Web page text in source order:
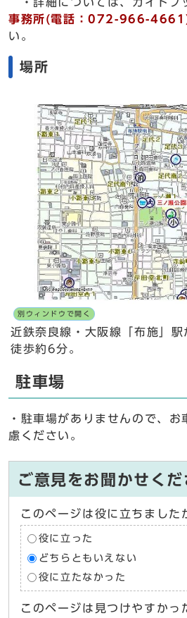
事務所(電話：072-966-
い。
場所
別ウィンドウで開く
近鉄奈良線・大阪線「布施」
徒歩約6分。
駐車場
・駐車場がありませんので、
慮ください。
ご意見をお聞かせくだ
このページは役に立ちました
役に立った
どちらともいえない
役に立たなかった
このページは見つけやすかっ